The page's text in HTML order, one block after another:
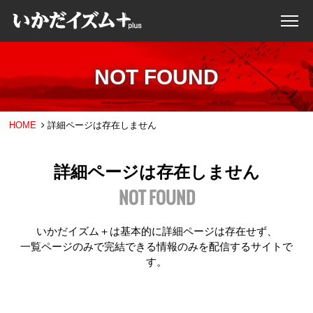
NOT FOUND
HOME 詳細ページは存在しません
詳細ページは存在しません
NOT FOUND
いかだイズム＋は基本的に詳細ページは存在せず、
一覧ページのみで完結できる情報のみを配信するサイトで
す。